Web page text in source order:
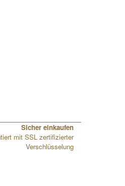
Sicher einkaufen
mit SSL zertifizierter
Verschlüsselung